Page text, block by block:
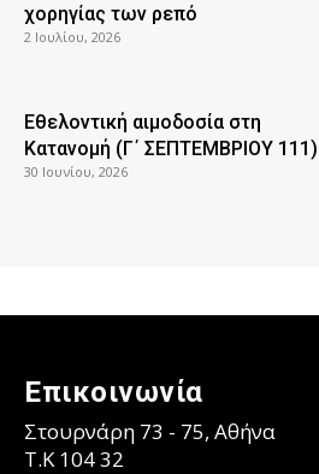
χορηγίας των ρεπό
2 Ιουλίου, 2026
Εθελοντική αιμοδοσία στη
Κατανομή (Γ΄ ΣΕΠΤΕΜΒΡΙΟΥ 111)
30 Ιουνίου, 2026
Επικοινωνία
Στουρνάρη 73 - 75, Αθήνα
T.K 104 32